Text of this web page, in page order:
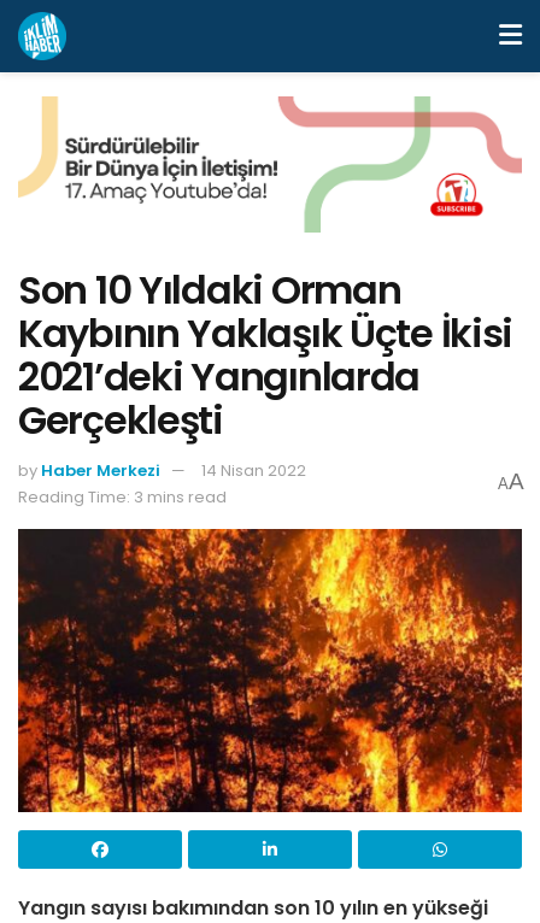
Son 10 Yıldaki Orman
Kaybının Yaklaşık Üçte İkisi
2021’deki Yangınlarda
Gerçekleşti
by Haber Merkezi
14 Nisan 2022
Reading Time: 3 mins read
AA
Yangın sayısı bakımından son 10 yılın en yükseği